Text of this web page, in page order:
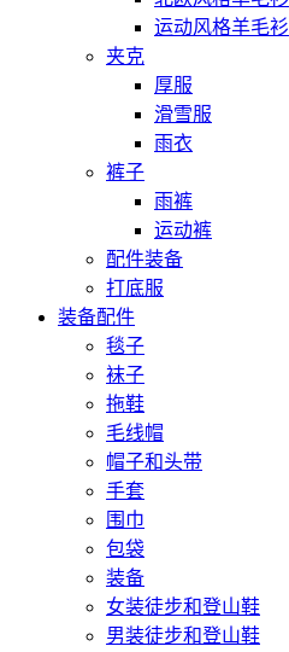
运动风格羊毛衫
夹克
厚服
滑雪服
雨衣
裤子
雨裤
运动裤
配件装备
打底服
装备配件
毯子
袜子
拖鞋
毛线帽
帽子和头带
手套
围巾
包袋
装备
女装徒步和登山鞋
男装徒步和登山鞋